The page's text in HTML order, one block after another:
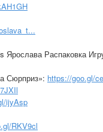
Ярослава Распаковка
Сюрприз»: https://goo.gl/
ijyAsp
RKV9cl